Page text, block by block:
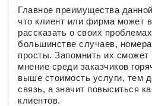
Главное преимущества
что клиент или фирма может
рассказать о своих
большинстве случаев,
просты. Запомнить их
мнение среди заказчиков
выше стоимость услуги, тем
связь, а значит повыситься
клиентов.